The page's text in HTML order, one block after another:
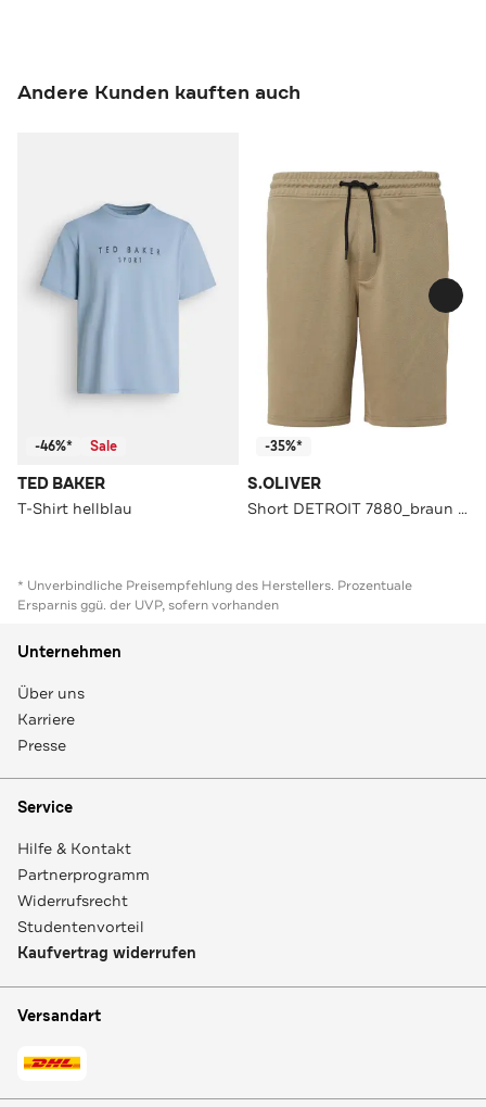
Andere Kunden kauften auch
-46%* Sale
TED BAKER
T-Shirt hellblau
-35%*
S.OLIVER
Short DETROIT 7880_braun Tapered
* Unverbindliche Preisempfehlung des Herstellers. Prozentuale
Ersparnis ggü. der UVP, sofern vorhanden
Unternehmen
Über uns
Karriere
Presse
Service
Hilfe & Kontakt
Partnerprogramm
Widerrufsrecht
Studentenvorteil
Kaufvertrag widerrufen
Versandart